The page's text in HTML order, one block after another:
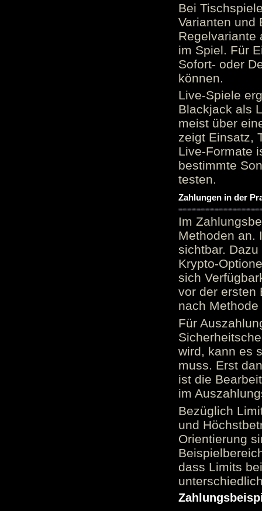
Bei
Varianten und
Regelvariante
im Spiel. Für
Sofort- oder
können.
Live-Spiele
Blackjack als
meist über
zeigt Einsatz,
Live-Formate
bestimmte
testen.
Zahlungen in der
Im
Methoden an.
sichtbar.
Krypto-
sich
vor der ersten
nach
Für
wird, kann es
muss. Erst
ist die
im
Bezüglich
und
Orientierung
dass Limits